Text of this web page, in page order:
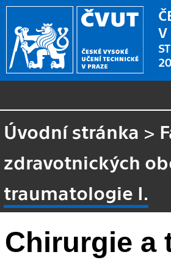
V
Úvodní stránka >
zdravotnických
traumatologie I.
Chirurgie a